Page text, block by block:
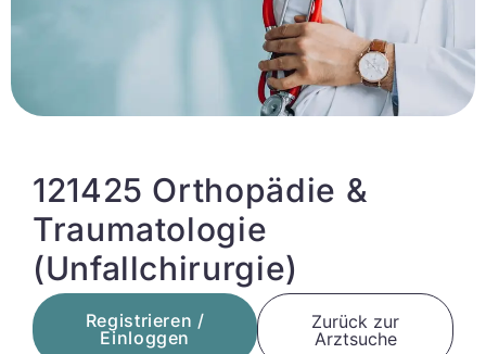
121425 Orthopädie &
Traumatologie
(Unfallchirurgie)
Registrieren /
Einloggen
Zurück zur
Arztsuche